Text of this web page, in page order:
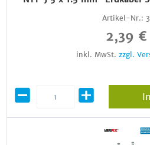
Artikel-Nr.:
2,39
inkl. MwSt. zzgl.